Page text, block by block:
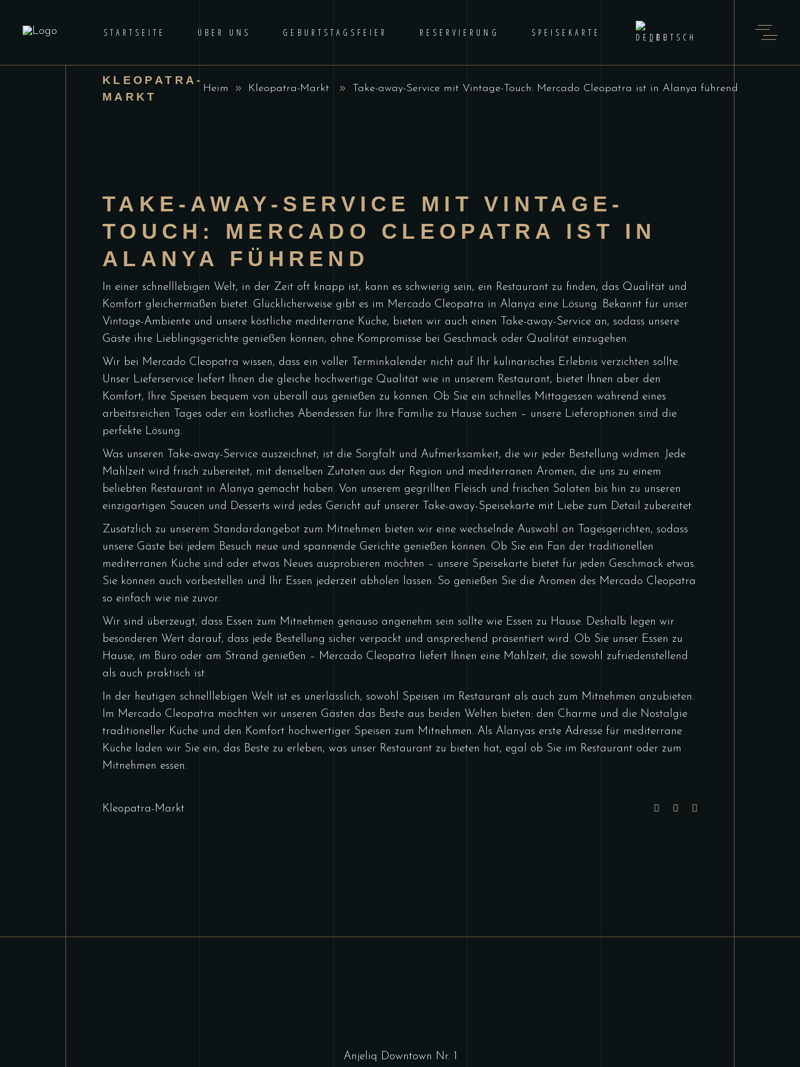
STARTSEITE ÜBER UNS GEBURTSTAGSFEIER RESERVIERUNG SPEISEKARTE DEUTSCH
KLEOPATRA-
MARKT
Heim Kleopatra-Markt Take-away-Service mit Vintage-Touch: Mercado Cleopatra ist in Alanya führend
TAKE-AWAY-SERVICE MIT VINTAGE-
TOUCH: MERCADO CLEOPATRA IST IN
ALANYA FÜHREND
In einer schnelllebigen Welt, in der Zeit oft knapp ist, kann es schwierig sein, ein Restaurant zu finden, das Qualität und
Komfort gleichermaßen bietet. Glücklicherweise gibt es im Mercado Cleopatra in Alanya eine Lösung. Bekannt für unser
Vintage-Ambiente und unsere köstliche mediterrane Küche, bieten wir auch einen Take-away-Service an, sodass unsere
Gäste ihre Lieblingsgerichte genießen können, ohne Kompromisse bei Geschmack oder Qualität einzugehen.
Wir bei Mercado Cleopatra wissen, dass ein voller Terminkalender nicht auf Ihr kulinarisches Erlebnis verzichten sollte.
Unser Lieferservice liefert Ihnen die gleiche hochwertige Qualität wie in unserem Restaurant, bietet Ihnen aber den
Komfort, Ihre Speisen bequem von überall aus genießen zu können. Ob Sie ein schnelles Mittagessen während eines
arbeitsreichen Tages oder ein köstliches Abendessen für Ihre Familie zu Hause suchen – unsere Lieferoptionen sind die
perfekte Lösung.
Was unseren Take-away-Service auszeichnet, ist die Sorgfalt und Aufmerksamkeit, die wir jeder Bestellung widmen. Jede
Mahlzeit wird frisch zubereitet, mit denselben Zutaten aus der Region und mediterranen Aromen, die uns zu einem
beliebten Restaurant in Alanya gemacht haben. Von unserem gegrillten Fleisch und frischen Salaten bis hin zu unseren
einzigartigen Saucen und Desserts wird jedes Gericht auf unserer Take-away-Speisekarte mit Liebe zum Detail zubereitet.
Zusätzlich zu unserem Standardangebot zum Mitnehmen bieten wir eine wechselnde Auswahl an Tagesgerichten, sodass
unsere Gäste bei jedem Besuch neue und spannende Gerichte genießen können. Ob Sie ein Fan der traditionellen
mediterranen Küche sind oder etwas Neues ausprobieren möchten – unsere Speisekarte bietet für jeden Geschmack etwas.
Sie können auch vorbestellen und Ihr Essen jederzeit abholen lassen. So genießen Sie die Aromen des Mercado Cleopatra
so einfach wie nie zuvor.
Wir sind überzeugt, dass Essen zum Mitnehmen genauso angenehm sein sollte wie Essen zu Hause. Deshalb legen wir
besonderen Wert darauf, dass jede Bestellung sicher verpackt und ansprechend präsentiert wird. Ob Sie unser Essen zu
Hause, im Büro oder am Strand genießen – Mercado Cleopatra liefert Ihnen eine Mahlzeit, die sowohl zufriedenstellend
als auch praktisch ist.
In der heutigen schnelllebigen Welt ist es unerlässlich, sowohl Speisen im Restaurant als auch zum Mitnehmen anzubieten.
Im Mercado Cleopatra möchten wir unseren Gästen das Beste aus beiden Welten bieten: den Charme und die Nostalgie
traditioneller Küche und den Komfort hochwertiger Speisen zum Mitnehmen. Als Alanyas erste Adresse für mediterrane
Küche laden wir Sie ein, das Beste zu erleben, was unser Restaurant zu bieten hat, egal ob Sie im Restaurant oder zum
Mitnehmen essen.
Kleopatra-Markt
Anjeliq Downtown Nr. 1